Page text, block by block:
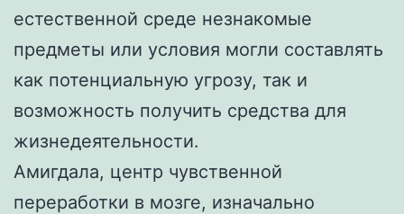
естественной среде незнакомые
предметы или условия могли составлять
как потенциальную угрозу, так и
возможность получить средства для
жизнедеятельности.
Амигдала, центр чувственной
переработки в мозге, изначально